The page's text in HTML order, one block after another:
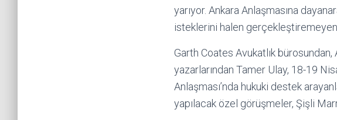
yarıyor. Ankara Anlaşmasına
isteklerini halen
Garth Coates Avukatlık
yazarlarından Tamer Ulay, 18-19
Anlaşması’nda hukuki destek
yapılacak özel görüşmeler, Şişli